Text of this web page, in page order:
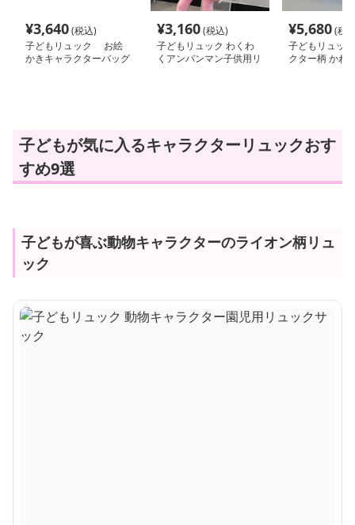
¥3,640(税込)
子どもリュック お絵
かきキャラクターバッグ
¥3,160(税込)
子どもリュック わくわ
くアンパンマン子供用リ
¥5,680(税
子どもリュッ
クター柄 かわ
子どもが気に入るキャラクターリュックおす
すめ9選
子どもが喜ぶ動物キャラクターのライオン柄リュ
ック